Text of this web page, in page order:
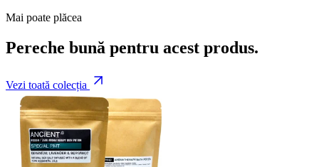
Mai poate plăcea
Pereche bună pentru acest produs.
Vezi toată colecția